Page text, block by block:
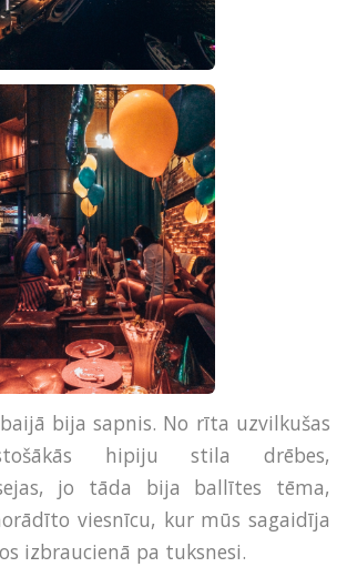
bija sapnis. No rīta uzvilkušas
hipiju stila drēbes,
jo tāda bija ballītes tēma,
viesnīcu, kur mūs sagaidīja
izbraucienā pa tuksnesi.